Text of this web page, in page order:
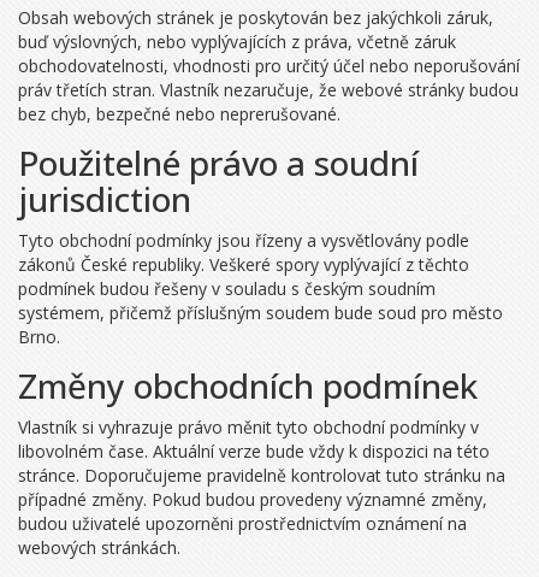
Obsah webových stránek je poskytován bez jakýchkoli záruk,
buď výslovných, nebo vyplývajících z práva, včetně záruk
obchodovatelnosti, vhodnosti pro určitý účel nebo neporušování
práv třetích stran. Vlastník nezaručuje, že webové stránky budou
bez chyb, bezpečné nebo neprerušované.
Použitelné právo a soudní
jurisdiction
Tyto obchodní podmínky jsou řízeny a vysvětlovány podle
zákonů České republiky. Veškeré spory vyplývající z těchto
podmínek budou řešeny v souladu s českým soudním
systémem, přičemž příslušným soudem bude soud pro město
Brno.
Změny obchodních podmínek
Vlastník si vyhrazuje právo měnit tyto obchodní podmínky v
libovolném čase. Aktuální verze bude vždy k dispozici na této
stránce. Doporučujeme pravidelně kontrolovat tuto stránku na
případné změny. Pokud budou provedeny významné změny,
budou uživatelé upozorněni prostřednictvím oznámení na
webových stránkách.